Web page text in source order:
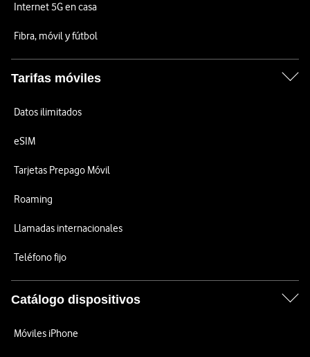
Internet 5G en casa
Fibra, móvil y fútbol
Tarifas móviles
Datos ilimitados
eSIM
Tarjetas Prepago Móvil
Roaming
Llamadas internacionales
Teléfono fijo
Catálogo dispositivos
Móviles iPhone